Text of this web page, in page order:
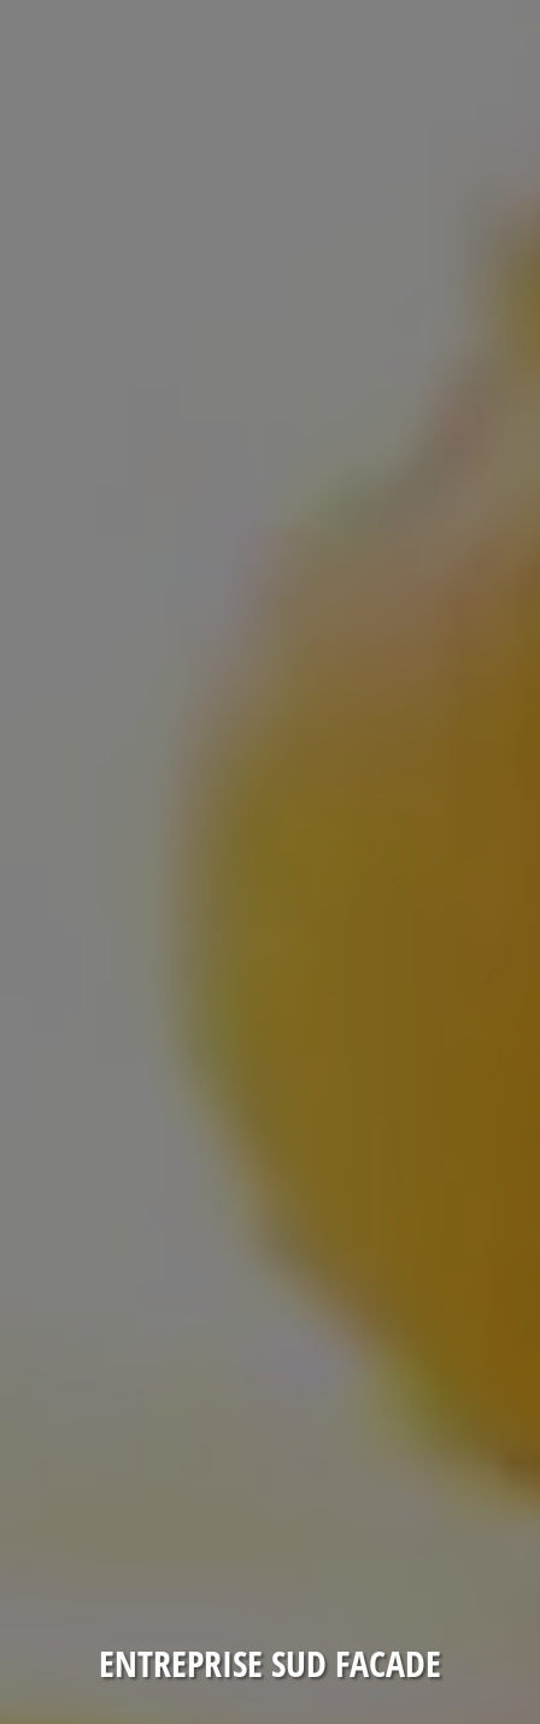
ENTREPRISE SUD FACADE